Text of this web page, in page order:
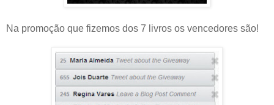
Na promoção que fizemos dos 7 livros os vencedores são!